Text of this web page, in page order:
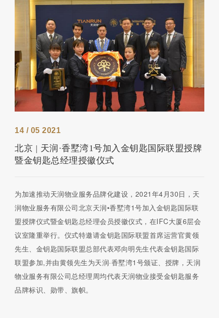
14 / 05 2021
北京 | 天润·香墅湾1号加入金钥匙国际联盟授牌
暨金钥匙总经理授徽仪式
为加速推动天润物业服务品牌化建设，2021年4月30日，天
润物业服务有限公司北京天润•香墅湾1号加入金钥匙国际联
盟授牌仪式暨金钥匙总经理会员授徽仪式，在IFC大厦6层会
议室隆重举行。仪式特邀请金钥匙国际联盟首席运营官黄领
先生、金钥匙国际联盟总部代表邓向明先生代表金钥匙国际
联盟参加,并由黄领先生为天润·香墅湾1号颁证、授牌，天润
物业服务有限公司总经理周均代表天润物业接受金钥匙服务
品牌标识、勋带、旗帜。